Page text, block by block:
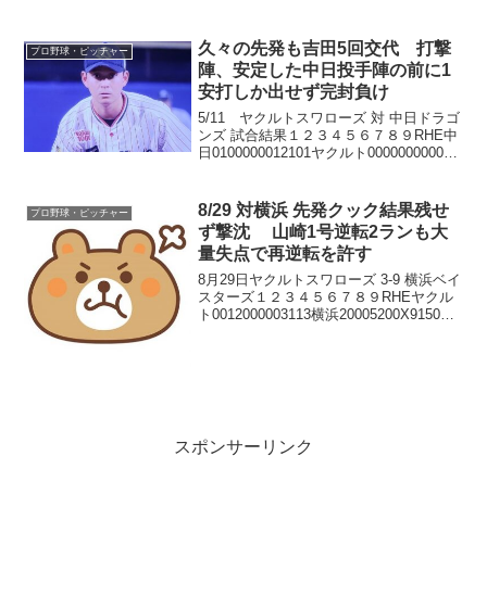
た。
プロ野球・ピッチャー
久々の先発も吉田5回交代 打撃
陣、安定した中日投手陣の前に1
安打しか出せず完封負け
5/11 ヤクルトスワローズ 対 中日ドラゴ
ンズ 試合結果１２３４５６７８９RHE中
日0100000012101ヤクルト000000000010
野祐一郎、H山本拓実...
プロ野球・ピッチャー
8/29 対横浜 先発クック結果残せ
ず撃沈 山崎1号逆転2ランも大
量失点で再逆転を許す
8月29日ヤクルトスワローズ 3-9 横浜ベイ
スターズ１２３４５６７８９RHEヤクル
ト0012000003113横浜20005200X9150連
スポンサーリンク